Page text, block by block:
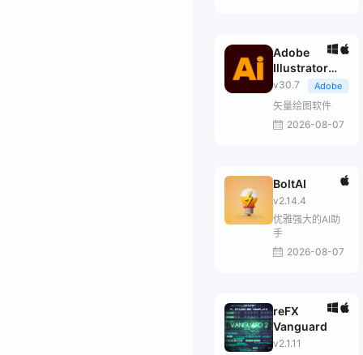
Adobe
Illustrator
2026
v30.7 Adobe
矢量绘图软件
2026-08-07
BoltAI
v2.14.4
优雅强大的AI助
手
2026-08-07
reFX
Vanguard
v2.1.11